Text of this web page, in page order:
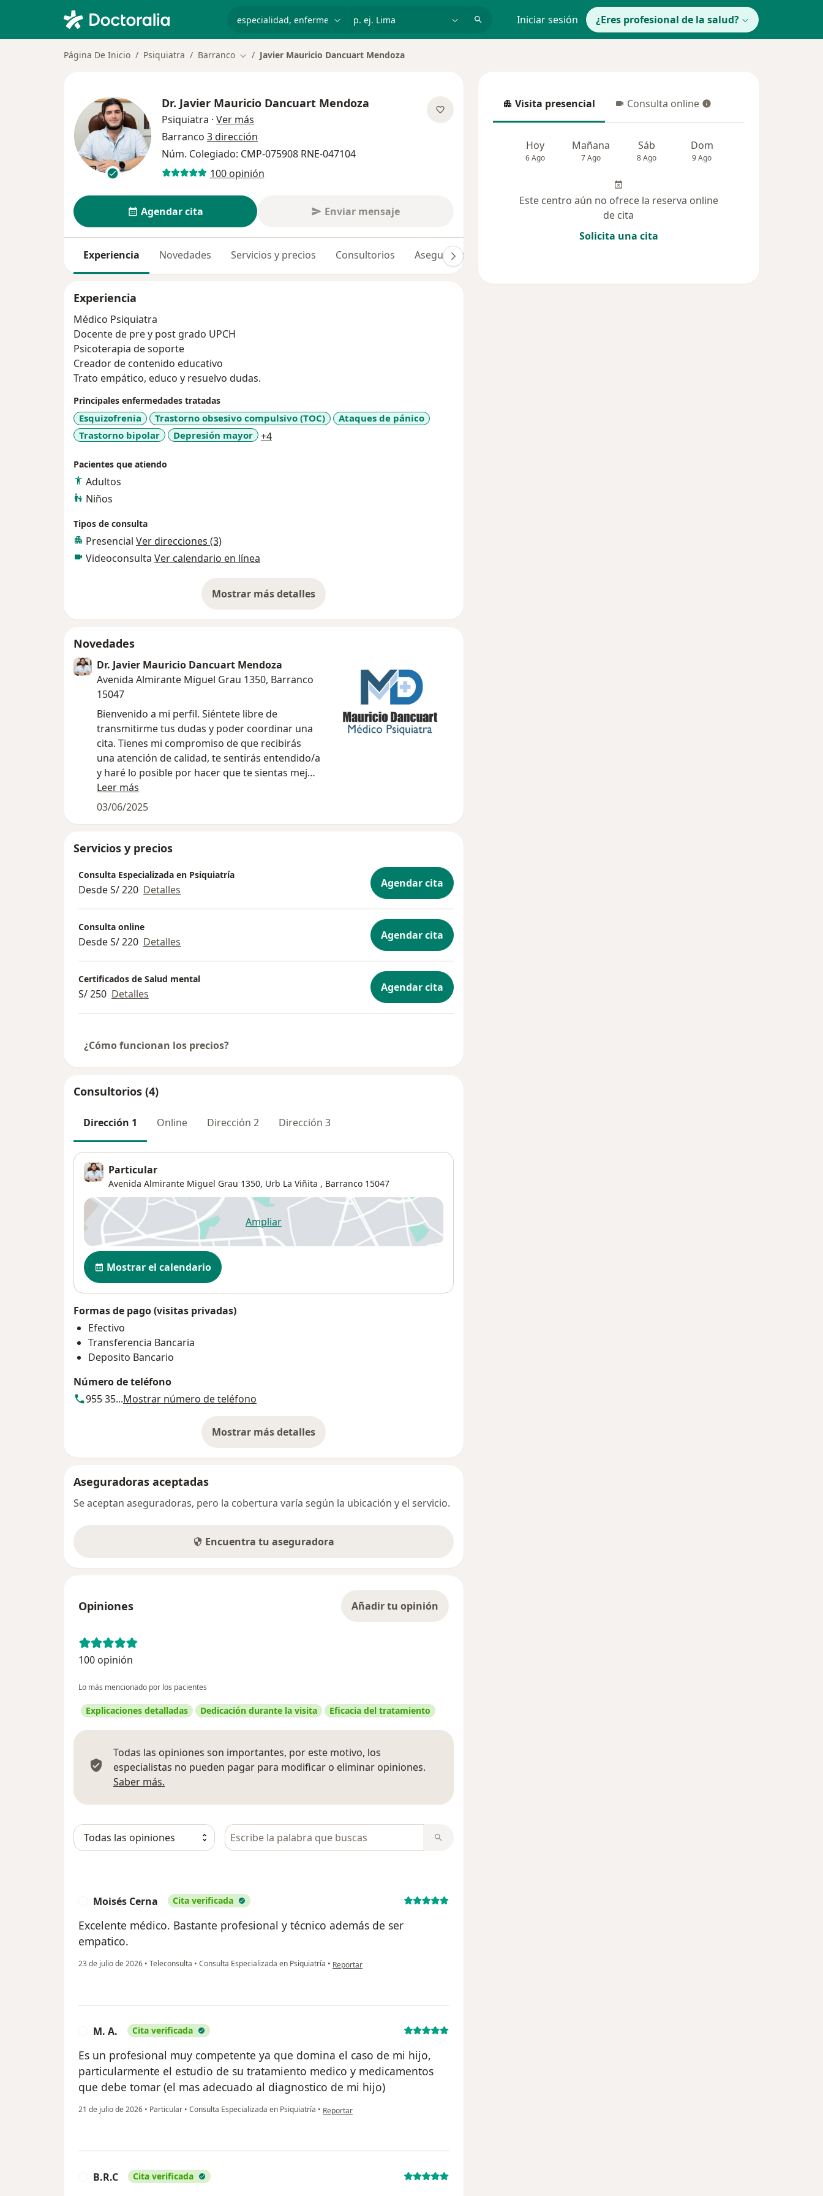
Iniciar sesión ¿Eres profesional de la salud?
Página De Inicio Psiquiatra Barranco Cambiar de ciudad
Javier Mauricio Dancuart Mendoza
Dr. Javier Mauricio Dancuart Mendoza
Psiquiatra · Ver más
Barranco 3 dirección
Núm. Colegiado: CMP-075908 RNE-047104
100 opinión
Agendar cita Enviar mensaje
Experiencia Novedades Servicios y precios Consultorios Aseguradoras
Experiencia
Médico Psiquiatra
Docente de pre y post grado UPCH
Psicoterapia de soporte
Creador de contenido educativo
Trato empático, educo y resuelvo dudas.
Principales enfermedades tratadas
Esquizofrenia Trastorno obsesivo compulsivo (TOC)
Ataques de pánico
Trastorno bipolar
Depresión mayor +4a11y_sr_more_diseases
Pacientes que atiendo
Adultos
Niños
Tipos de consulta
Presencial Ver direcciones (3)
Videoconsulta Ver calendario en línea
Mostrar más detalles
sobre la experiencia
Novedades
Dr. Javier Mauricio Dancuart Mendoza
Avenida Almirante Miguel Grau 1350, Barranco
15047
Bienvenido a mi perfil. Siéntete libre de
transmitirme tus dudas y poder coordinar una
cita. Tienes mi compromiso de que recibirás
una atención de calidad, te sentirás entendido/a
y haré lo posible por hacer que te sientas mejor.
Así que dime, ¿cómo puedo ayudarte?
Leer más
03/06/2025
Servicios y precios
Consulta Especializada en Psiquiatría
Desde S/ 220 Detalles Agendar cita
Consulta online
Desde S/ 220 Detalles Agendar cita
Certificados de Salud mental
S/ 250 Detalles Agendar cita
¿Cómo funcionan los precios?
Consultorios (4)
Dirección 1 Online Dirección 2 Dirección 3
Particular
Avenida Almirante Miguel Grau 1350, Urb La Viñita , Barranco 15047
Ampliarse abre en una nueva pestaña
Disponibilidad
Mostrar el calendario
Formas de pago (visitas privadas)
Efectivo
Transferencia Bancaria
Deposito Bancario
Número de teléfono
955 35...Mostrar número de teléfono
Mostrar más detalles
sobre la dirección
Aseguradoras aceptadas
Se aceptan aseguradoras, pero la cobertura varía según la ubicación y el servicio.
Encuentra tu aseguradora
Opiniones Añadir tu opinión
100 opinión
Lo más mencionado por los pacientes
Explicaciones detalladas Dedicación durante la visita Eficacia del tratamiento
Todas las opiniones son importantes, por este motivo, los
especialistas no pueden pagar para modificar o eliminar opiniones.
Saber más.
Busca en opiniones
Moisés Cerna Cita verificada
Excelente médico. Bastante profesional y técnico además de ser
empatico.
23 de julio de 2026 • Teleconsulta • Consulta Especializada en Psiquiatría • en opinión del usuario Moisés Cerna
Reportar
M. A. Cita verificada
Es un profesional muy competente ya que domina el caso de mi hijo,
particularmente el estudio de su tratamiento medico y medicamentos
que debe tomar (el mas adecuado al diagnostico de mi hijo)
21 de julio de 2026 • Particular • Consulta Especializada en Psiquiatría • en opinión del usuario M. A.
Reportar
B.R.C Cita verificada
Visita presencial
Visita presencial Consulta online
Consulta online
Hoy
6 Ago
Mañana
7 Ago
Sáb
8 Ago
Dom
9 Ago
Este centro aún no ofrece la reserva online
de cita
Solicita una cita